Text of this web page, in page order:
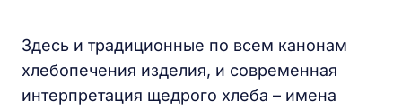
Здесь и традиционные по всем канонам
хлебопечения изделия, и современная
интерпретация щедрого хлеба – имена